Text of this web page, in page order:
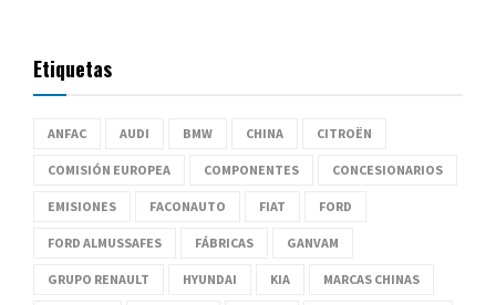
Etiquetas
ANFAC AUDI BMW CHINA CITROËN
COMISIÓN EUROPEA COMPONENTES CONCESIONARIOS
EMISIONES FACONAUTO FIAT FORD
FORD ALMUSSAFES FÁBRICAS GANVAM
GRUPO RENAULT HYUNDAI KIA MARCAS CHINAS